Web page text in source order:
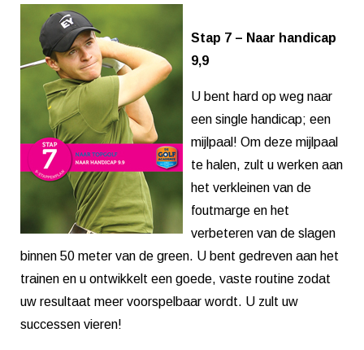
Stap 7 – Naar handicap
9,9
U bent hard op weg naar
een single handicap; een
mijlpaal! Om deze mijlpaal
te halen, zult u werken aan
het verkleinen van de
foutmarge en het
verbeteren van de slagen
binnen 50 meter van de green. U bent gedreven aan het
trainen en u ontwikkelt een goede, vaste routine zodat
uw resultaat meer voorspelbaar wordt. U zult uw
successen vieren!